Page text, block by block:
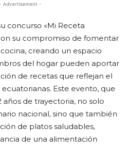
Advertisement -
concurso «Mi Receta
su compromiso de fomentar
creando un espacio
del hogar pueden aportar
de recetas que reflejan el
Este evento, que
años de trayectoria, no solo
nacional, sino que también
de platos saludables,
de una alimentación